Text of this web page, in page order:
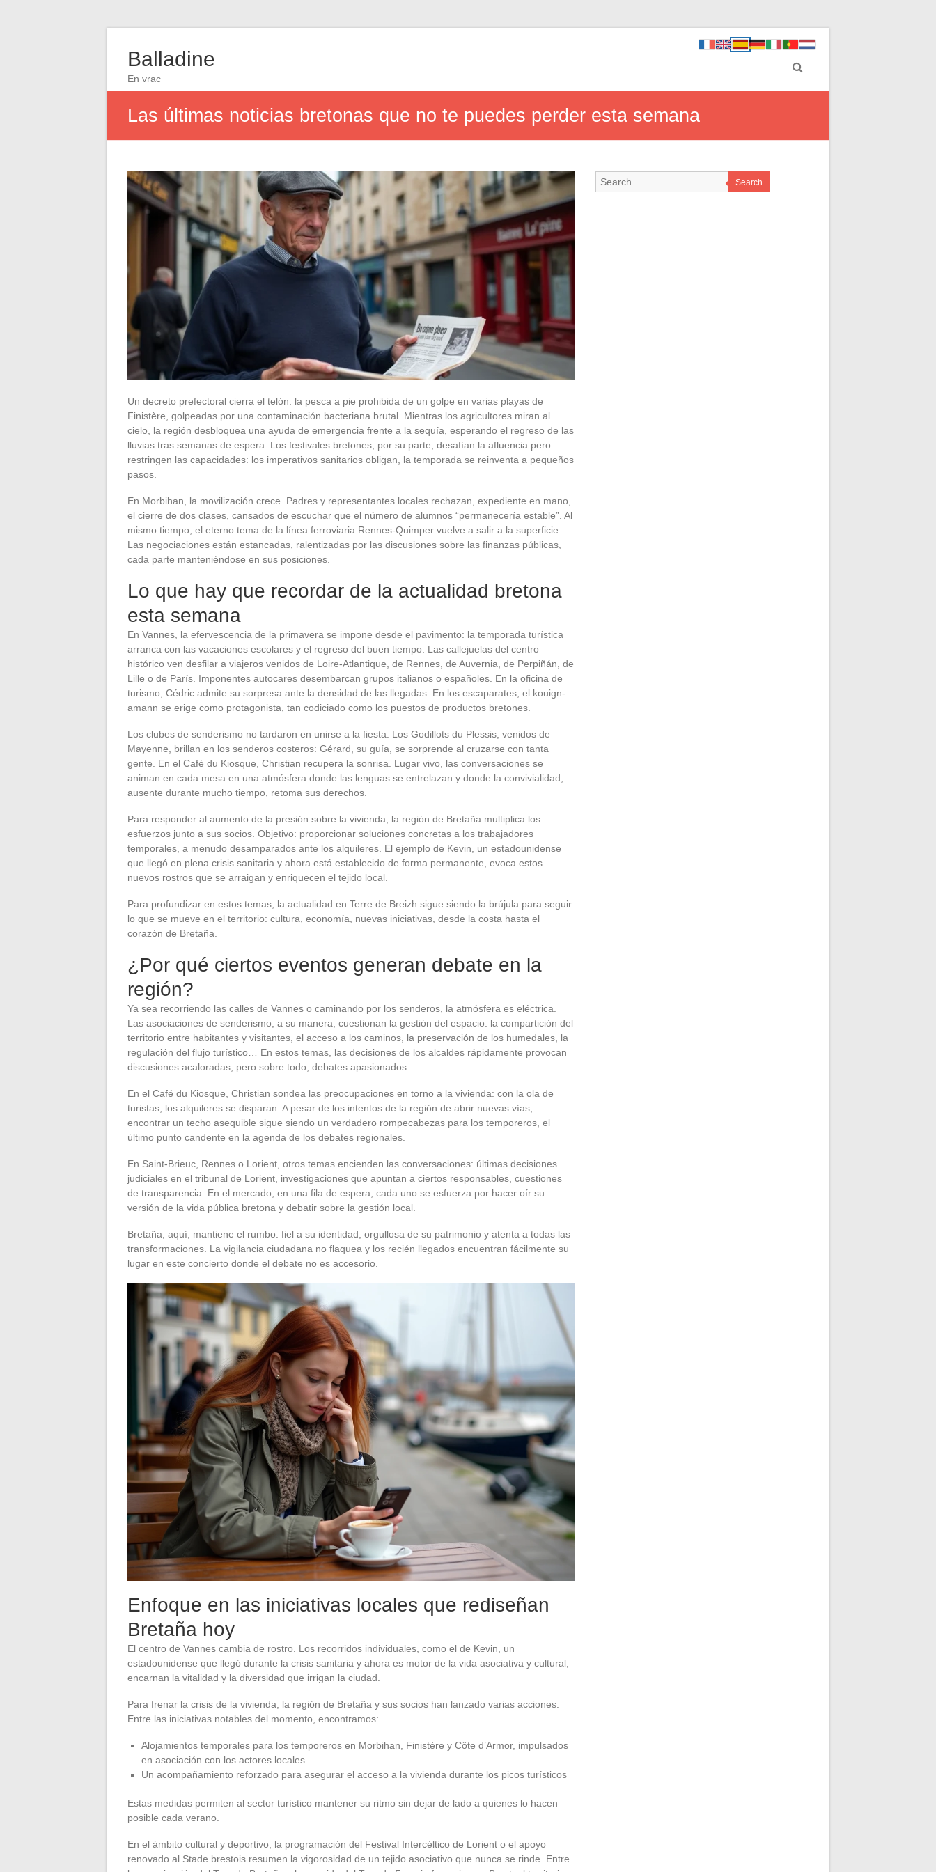
Balladine
En vrac
Las últimas noticias bretonas que no te puedes perder esta semana
Un decreto prefectoral cierra el telón: la pesca a pie prohibida de un golpe en varias playas de
Finistère, golpeadas por una contaminación bacteriana brutal. Mientras los agricultores miran al
cielo, la región desbloquea una ayuda de emergencia frente a la sequía, esperando el regreso de las
lluvias tras semanas de espera. Los festivales bretones, por su parte, desafían la afluencia pero
restringen las capacidades: los imperativos sanitarios obligan, la temporada se reinventa a pequeños
pasos.
En Morbihan, la movilización crece. Padres y representantes locales rechazan, expediente en mano,
el cierre de dos clases, cansados de escuchar que el número de alumnos “permanecería estable”. Al
mismo tiempo, el eterno tema de la línea ferroviaria Rennes-Quimper vuelve a salir a la superficie.
Las negociaciones están estancadas, ralentizadas por las discusiones sobre las finanzas públicas,
cada parte manteniéndose en sus posiciones.
Lo que hay que recordar de la actualidad bretona
esta semana
En Vannes, la efervescencia de la primavera se impone desde el pavimento: la temporada turística
arranca con las vacaciones escolares y el regreso del buen tiempo. Las callejuelas del centro
histórico ven desfilar a viajeros venidos de Loire-Atlantique, de Rennes, de Auvernia, de Perpiñán, de
Lille o de París. Imponentes autocares desembarcan grupos italianos o españoles. En la oficina de
turismo, Cédric admite su sorpresa ante la densidad de las llegadas. En los escaparates, el kouign-
amann se erige como protagonista, tan codiciado como los puestos de productos bretones.
Los clubes de senderismo no tardaron en unirse a la fiesta. Los Godillots du Plessis, venidos de
Mayenne, brillan en los senderos costeros: Gérard, su guía, se sorprende al cruzarse con tanta
gente. En el Café du Kiosque, Christian recupera la sonrisa. Lugar vivo, las conversaciones se
animan en cada mesa en una atmósfera donde las lenguas se entrelazan y donde la convivialidad,
ausente durante mucho tiempo, retoma sus derechos.
Para responder al aumento de la presión sobre la vivienda, la región de Bretaña multiplica los
esfuerzos junto a sus socios. Objetivo: proporcionar soluciones concretas a los trabajadores
temporales, a menudo desamparados ante los alquileres. El ejemplo de Kevin, un estadounidense
que llegó en plena crisis sanitaria y ahora está establecido de forma permanente, evoca estos
nuevos rostros que se arraigan y enriquecen el tejido local.
Para profundizar en estos temas, la actualidad en Terre de Breizh sigue siendo la brújula para seguir
lo que se mueve en el territorio: cultura, economía, nuevas iniciativas, desde la costa hasta el
corazón de Bretaña.
¿Por qué ciertos eventos generan debate en la
región?
Ya sea recorriendo las calles de Vannes o caminando por los senderos, la atmósfera es eléctrica.
Las asociaciones de senderismo, a su manera, cuestionan la gestión del espacio: la compartición del
territorio entre habitantes y visitantes, el acceso a los caminos, la preservación de los humedales, la
regulación del flujo turístico… En estos temas, las decisiones de los alcaldes rápidamente provocan
discusiones acaloradas, pero sobre todo, debates apasionados.
En el Café du Kiosque, Christian sondea las preocupaciones en torno a la vivienda: con la ola de
turistas, los alquileres se disparan. A pesar de los intentos de la región de abrir nuevas vías,
encontrar un techo asequible sigue siendo un verdadero rompecabezas para los temporeros, el
último punto candente en la agenda de los debates regionales.
En Saint-Brieuc, Rennes o Lorient, otros temas encienden las conversaciones: últimas decisiones
judiciales en el tribunal de Lorient, investigaciones que apuntan a ciertos responsables, cuestiones
de transparencia. En el mercado, en una fila de espera, cada uno se esfuerza por hacer oír su
versión de la vida pública bretona y debatir sobre la gestión local.
Bretaña, aquí, mantiene el rumbo: fiel a su identidad, orgullosa de su patrimonio y atenta a todas las
transformaciones. La vigilancia ciudadana no flaquea y los recién llegados encuentran fácilmente su
lugar en este concierto donde el debate no es accesorio.
Enfoque en las iniciativas locales que rediseñan
Bretaña hoy
El centro de Vannes cambia de rostro. Los recorridos individuales, como el de Kevin, un
estadounidense que llegó durante la crisis sanitaria y ahora es motor de la vida asociativa y cultural,
encarnan la vitalidad y la diversidad que irrigan la ciudad.
Para frenar la crisis de la vivienda, la región de Bretaña y sus socios han lanzado varias acciones.
Entre las iniciativas notables del momento, encontramos:
Alojamientos temporales para los temporeros en Morbihan, Finistère y Côte d’Armor, impulsados
en asociación con los actores locales
Un acompañamiento reforzado para asegurar el acceso a la vivienda durante los picos turísticos
Estas medidas permiten al sector turístico mantener su ritmo sin dejar de lado a quienes lo hacen
posible cada verano.
En el ámbito cultural y deportivo, la programación del Festival Intercéltico de Lorient o el apoyo
renovado al Stade brestois resumen la vigorosidad de un tejido asociativo que nunca se rinde. Entre
Search